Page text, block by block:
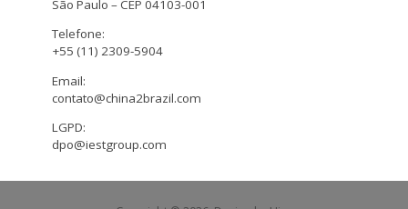
São Paulo – CEP 04103-001
Telefone:
+55 (11) 2309-5904
Email:
contato@china2brazil.com
LGPD:
dpo@iestgroup.com